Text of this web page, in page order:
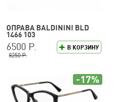
ОПРАВА BALDININI BLD
1466 103
В КОРЗИНУ
6500 Р.
8250 Р.
-17%